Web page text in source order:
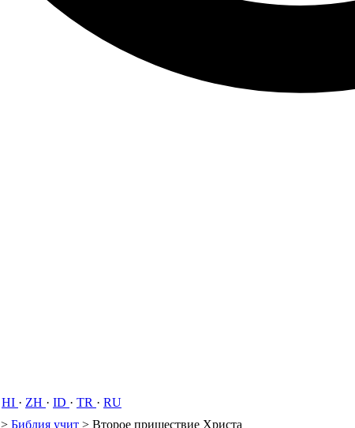
HI · ZH · ID · TR · RU
> Библия учит > Второе пришествие Христа